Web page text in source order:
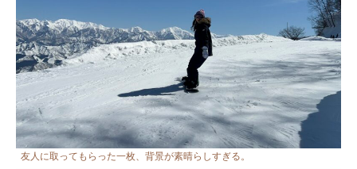
友人に取ってもらった一枚、背景が素晴らしすぎる。